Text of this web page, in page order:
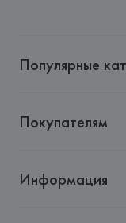
Популярные
Покупателям
Информация